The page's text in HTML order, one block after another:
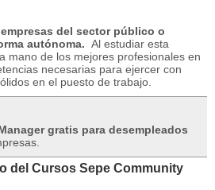
del sector público o
autónoma. Al estudiar esta
mano de los mejores profesionales en
necesarias para ejercer con
en el puesto de trabajo.
gratis para desempleados
del Cursos Sepe Community